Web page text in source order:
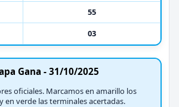
55
03
Gana - 31/10/2025
oficiales. Marcamos en amarillo los
en verde las terminales acertadas.